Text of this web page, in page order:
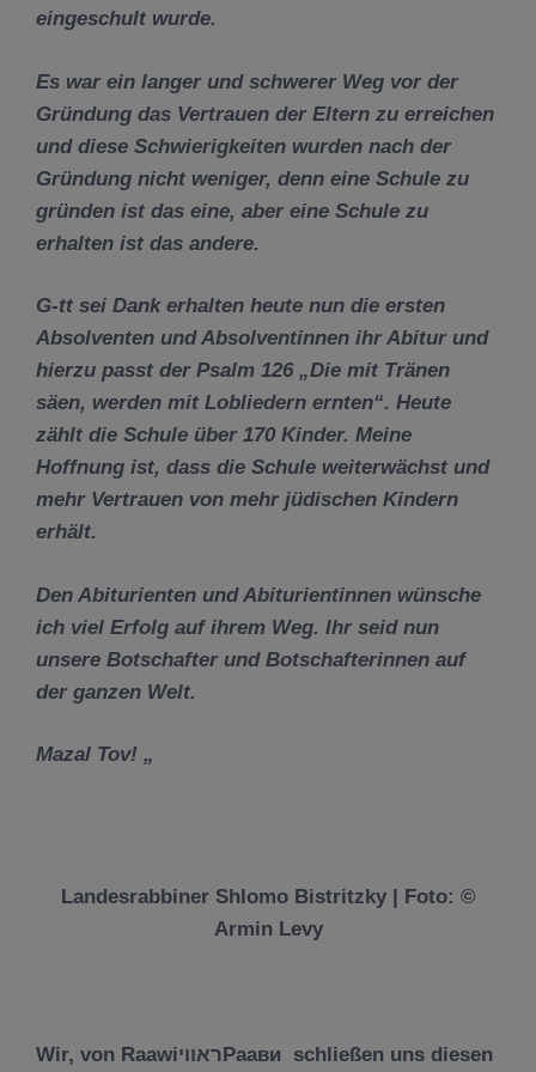
eingeschult wurde.
Es war ein langer und schwerer Weg vor der
Gründung das Vertrauen der Eltern zu erreichen
und diese Schwierigkeiten wurden nach der
Gründung nicht weniger, denn eine Schule zu
gründen ist das eine, aber eine Schule zu
erhalten ist das andere.
G-tt sei Dank erhalten heute nun die ersten
Absolventen und Absolventinnen ihr Abitur und
hierzu passt der Psalm 126 „Die mit Tränen
säen, werden mit Lobliedern ernten“. Heute
zählt die Schule über 170 Kinder. Meine
Hoffnung ist, dass die Schule weiterwächst und
mehr Vertrauen von mehr jüdischen Kindern
erhält.
Den Abiturienten und Abiturientinnen wünsche
ich viel Erfolg auf ihrem Weg. Ihr seid nun
unsere Botschafter und Botschafterinnen auf
der ganzen Welt.
Mazal Tov! „
Landesrabbiner Shlomo Bistritzky | Foto: ©
Armin Levy
Wir, von RaawiראוויРаави schließen uns diesen